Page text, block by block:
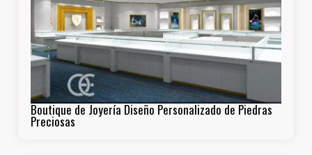
Boutique de Joyería Diseño Personalizado de Piedras
Preciosas